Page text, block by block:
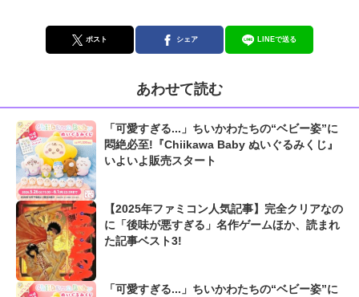
ポスト シェア LINEで送る
あわせて読む
「可愛すぎる...」ちいかわたちの“ベビー姿”に
悶絶必至!『Chiikawa Baby ぬいぐるみくじ』
いよいよ販売スタート
【2025年ファミコン人気記事】完全クリアなの
に「後味が悪すぎる」名作ゲームほか、読まれ
た記事ベスト3!
「可愛すぎる...」ちいかわたちの“ベビー姿”に